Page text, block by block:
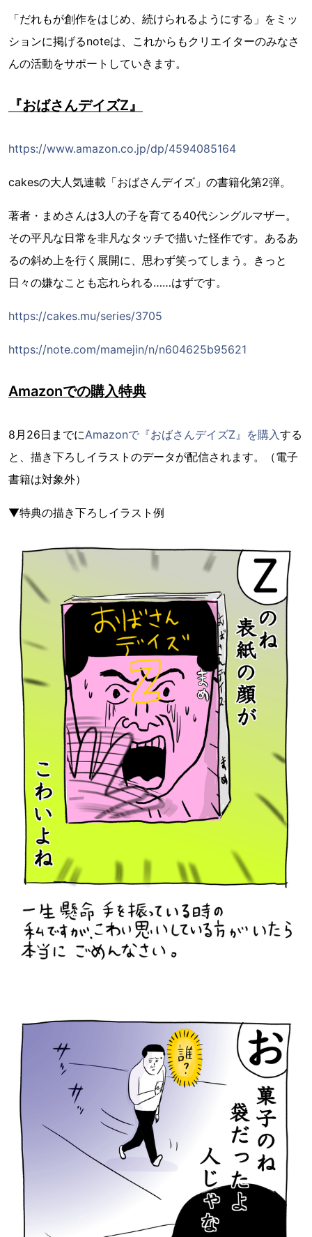
「だれもが創作をはじめ、続けられるようにする」をミッ
ションに掲げるnoteは、これからもクリエイターのみなさ
んの活動をサポートしていきます。
『おばさんデイズZ』
https://www.amazon.co.jp/dp/4594085164
cakesの大人気連載「おばさんデイズ」の書籍化第2弾。
著者・まめさんは3人の子を育てる40代シングルマザー。
その平凡な日常を非凡なタッチで描いた怪作です。あるあ
るの斜め上を行く展開に、思わず笑ってしまう。きっと
日々の嫌なことも忘れられる……はずです。
https://cakes.mu/series/3705
https://note.com/mamejin/n/n604625b95621
Amazonでの購入特典
8月26日までにAmazonで『おばさんデイズZ』を購入する
と、描き下ろしイラストのデータが配信されます。（電子
書籍は対象外）
▼特典の描き下ろしイラスト例